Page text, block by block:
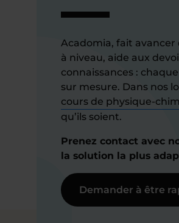
Acadomia, fait avancer
à niveau, aide aux
connaissances :
sur mesure. Dans nos
cours de physique-
qu’ils soient.
Prenez contact avec
la solution la plus
Demander à être